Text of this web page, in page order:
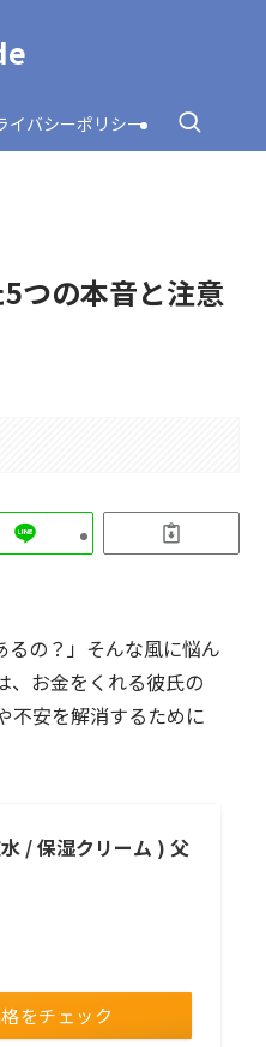
イバシーポリシー
つの本音と注意
るの？」そんな風に悩ん
、お金をくれる彼氏の
不安を解消するために
/ 保湿クリーム ) 父
をチェック